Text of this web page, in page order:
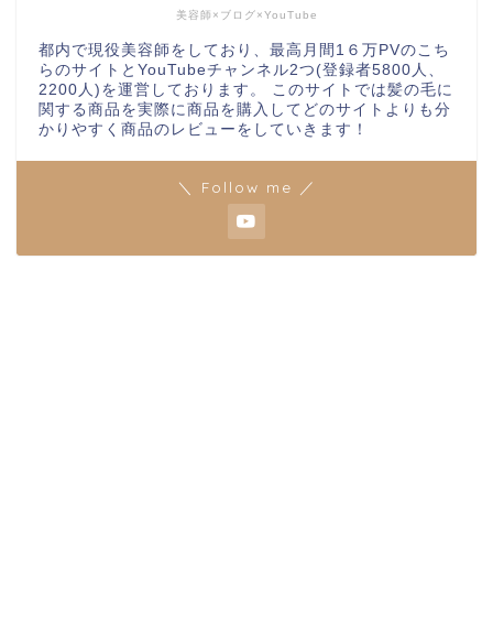
美容師×ブログ×YouTube
都内で現役美容師をしており、最高月間1６万PVのこち
らのサイトとYouTubeチャンネル2つ(登録者5800人、
2200人)を運営しております。 このサイトでは髪の毛に
関する商品を実際に商品を購入してどのサイトよりも分
かりやすく商品のレビューをしていきます！
＼ Follow me ／